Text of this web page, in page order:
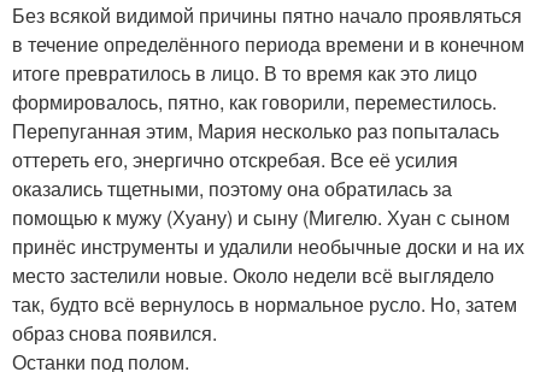
Без всякой видимой причины пятно начало проявляться
в течение определённого периода времени и в конечном
итоге превратилось в лицо. В то время как это лицо
формировалось, пятно, как говорили, переместилось.
Перепуганная этим, Мария несколько раз попыталась
оттереть его, энергично отскребая. Все её усилия
оказались тщетными, поэтому она обратилась за
помощью к мужу (Хуану) и сыну (Мигелю. Хуан с сыном
принёс инструменты и удалили необычные доски и на их
место застелили новые. Около недели всё выглядело
так, будто всё вернулось в нормальное русло. Но, затем
образ снова появился.
Останки под полом.